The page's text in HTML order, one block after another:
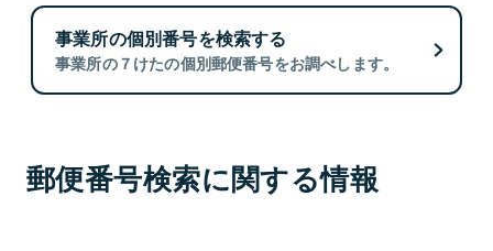
事業所の個別番号を検索する
事業所の７けたの個別郵便番号をお調べします。
郵便番号検索に関する情報